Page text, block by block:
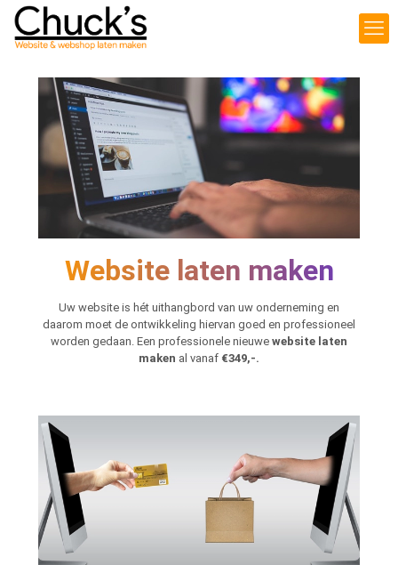
Website laten maken
Uw website is hét uithangbord van uw onderneming en
daarom moet de ontwikkeling hiervan goed en professioneel
worden gedaan. Een professionele nieuwe website laten
maken al vanaf €349,-.